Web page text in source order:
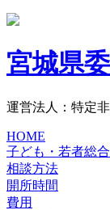
宮城県
運営法人：特定
HOME
子ども・若者総
相談方法
開所時間
費用